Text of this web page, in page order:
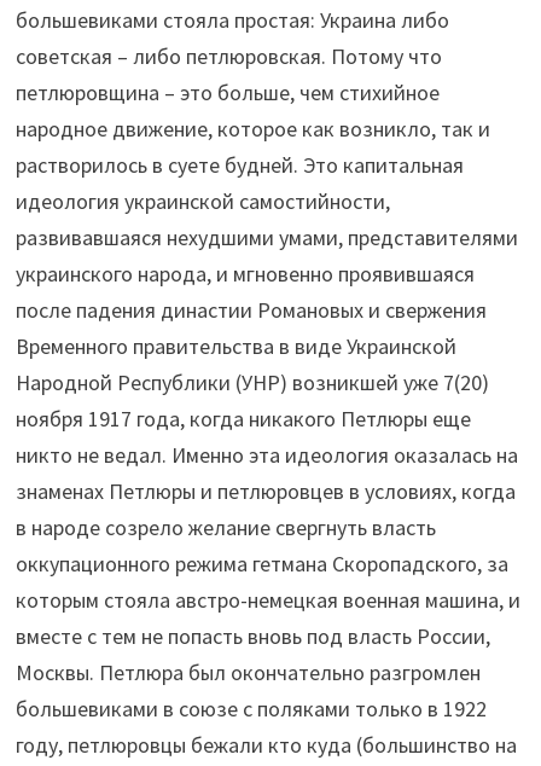
большевиками стояла простая: Украина либо
советская – либо петлюровская. Потому что
петлюровщина – это больше, чем стихийное
народное движение, которое как возникло, так и
растворилось в суете будней. Это капитальная
идеология украинской самостийности,
развивавшаяся нехудшими умами, представителями
украинского народа, и мгновенно проявившаяся
после падения династии Романовых и свержения
Временного правительства в виде Украинской
Народной Республики (УНР) возникшей уже 7(20)
ноября 1917 года, когда никакого Петлюры еще
никто не ведал. Именно эта идеология оказалась на
знаменах Петлюры и петлюровцев в условиях, когда
в народе созрело желание свергнуть власть
оккупационного режима гетмана Скоропадского, за
которым стояла австро-немецкая военная машина, и
вместе с тем не попасть вновь под власть России,
Москвы. Петлюра был окончательно разгромлен
большевиками в союзе с поляками только в 1922
году, петлюровцы бежали кто куда (большинство на